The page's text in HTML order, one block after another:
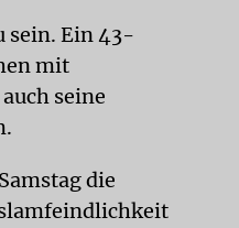
sein. Ein 43-
mit
seine
die